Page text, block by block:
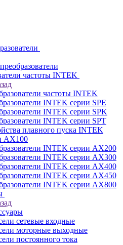
частоты INTEK
частоты INTEK
INTEK серии SPE
INTEK серии SPK
INTEK серии SPT
плавного пуска INTEK
AX100
INTEK серии AX200
INTEK серии AX300
INTEK серии AX400
INTEK серии AX450
INTEK серии AX800
сетевые входные
моторные выходные
постоянного тока